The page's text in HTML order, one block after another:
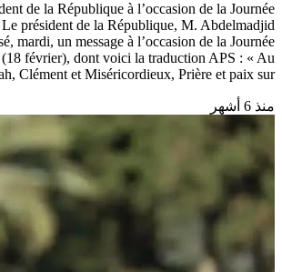
de la République à l’occasion de la Journée
président de la République, M. Abdelmadjid
mardi, un message à l’occasion de la Journée
février), dont voici la traduction APS : « Au
Clément et Miséricordieux, Prière et paix sur …
منذ 6 أشهر